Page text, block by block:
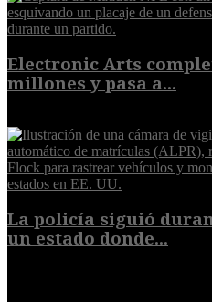
Electronic Arts
millones y pasa a...
La policía siguió
un estado donde...